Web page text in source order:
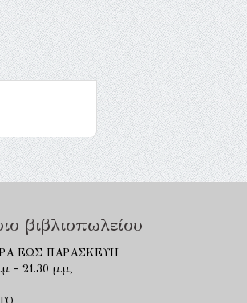
βιβλιοπωλείου
ΕΩΣ ΠΑΡΑΣΚΕΥΗ
- 21.30 μ.μ,